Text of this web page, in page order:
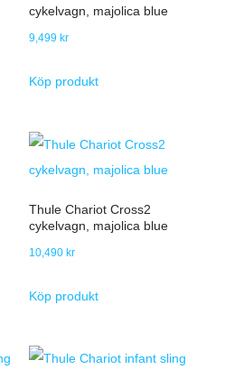
cykelvagn, majolica blue
9,499kr
Köp produkt
Thule Chariot Cross2
cykelvagn, majolica blue
10,490kr
Köp produkt